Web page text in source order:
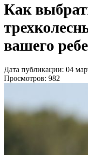
Как
вашего
Дата публикации: 04
Просмотров: 982